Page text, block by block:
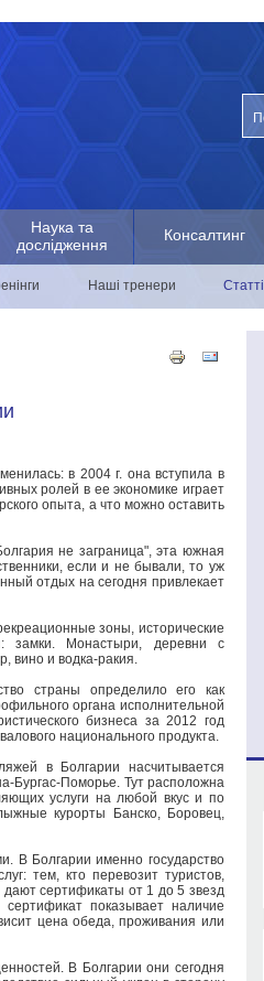
Наука та
дослідження
Консалтинг
Наші тренери Статті
в 2004 г. она вступила в
ролей в ее экономике играет
опыта, а что можно оставить
не заграница", эта южная
если и не бывали, то уж
отдых на сегодня привлекает
зоны, исторические
замки. Монастыри, деревни с
вино и водка-ракия.
страны определило его как
органа исполнительной
бизнеса за 2012 год
национального продукта.
в Болгарии насчитывается
Бургас-Поморье. Тут расположна
услуги на любой вкус и по
курорты Банско, Боровец,
В Болгарии именно государство
тем, кто перевозит туристов,
сертификаты от 1 до 5 звезд
показывает наличие
цена обеда, проживания или
В Болгарии они сегодня